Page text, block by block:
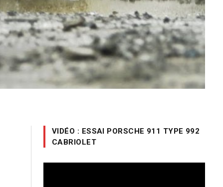
VIDÉO : ESSAI PORSCHE 911 TYPE 992
CABRIOLET